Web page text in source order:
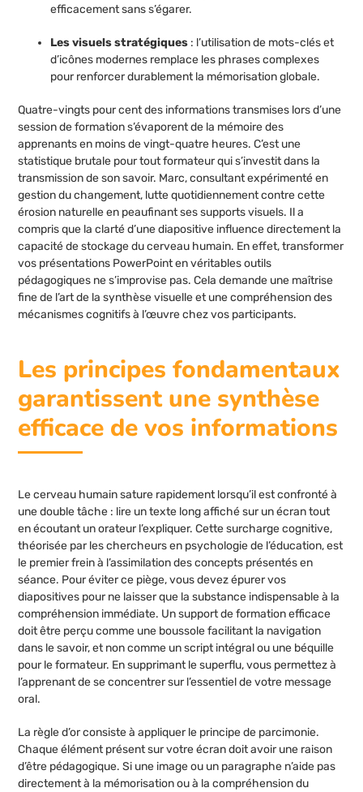
efficacement sans s’égarer.
Les visuels stratégiques : l’utilisation de mots-clés et
d’icônes modernes remplace les phrases complexes
pour renforcer durablement la mémorisation globale.
Quatre-vingts pour cent des informations transmises lors d’une
session de formation s’évaporent de la mémoire des
apprenants en moins de vingt-quatre heures. C’est une
statistique brutale pour tout formateur qui s’investit dans la
transmission de son savoir. Marc, consultant expérimenté en
gestion du changement, lutte quotidiennement contre cette
érosion naturelle en peaufinant ses supports visuels. Il a
compris que la clarté d’une diapositive influence directement la
capacité de stockage du cerveau humain. En effet, transformer
vos présentations PowerPoint en véritables outils
pédagogiques ne s’improvise pas. Cela demande une maîtrise
fine de l’art de la synthèse visuelle et une compréhension des
mécanismes cognitifs à l’œuvre chez vos participants.
Les principes fondamentaux
garantissent une synthèse
efficace de vos informations
Le cerveau humain sature rapidement lorsqu’il est confronté à
une double tâche : lire un texte long affiché sur un écran tout
en écoutant un orateur l’expliquer. Cette surcharge cognitive,
théorisée par les chercheurs en psychologie de l’éducation, est
le premier frein à l’assimilation des concepts présentés en
séance. Pour éviter ce piège, vous devez épurer vos
diapositives pour ne laisser que la substance indispensable à la
compréhension immédiate. Un support de formation efficace
doit être perçu comme une boussole facilitant la navigation
dans le savoir, et non comme un script intégral ou une béquille
pour le formateur. En supprimant le superflu, vous permettez à
l’apprenant de se concentrer sur l’essentiel de votre message
oral.
La règle d’or consiste à appliquer le principe de parcimonie.
Chaque élément présent sur votre écran doit avoir une raison
d’être pédagogique. Si une image ou un paragraphe n’aide pas
directement à la mémorisation ou à la compréhension du